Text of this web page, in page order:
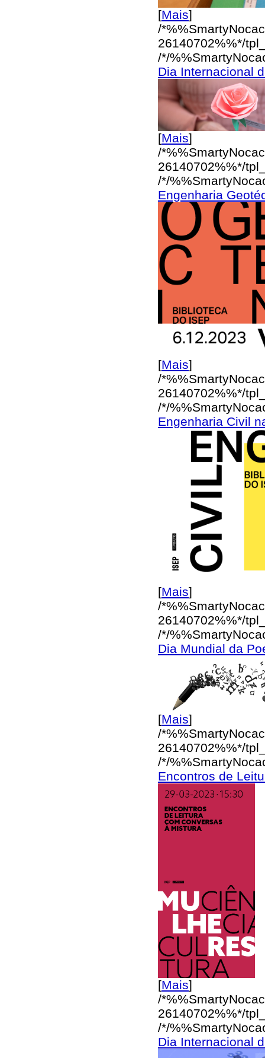
[Mais]
/
26140702%%*/
/*/
Dia Internacional
[Mais]
/
26140702%%*/
/*/
Engenharia
[Mais]
/
26140702%%*/
/*/
Engenharia Civil
[Mais]
/
26140702%%*/
/*/
Dia Mundial da
[Mais]
/
26140702%%*/
/*/
Encontros de
[Mais]
/
26140702%%*/
/*/
Dia Internacional